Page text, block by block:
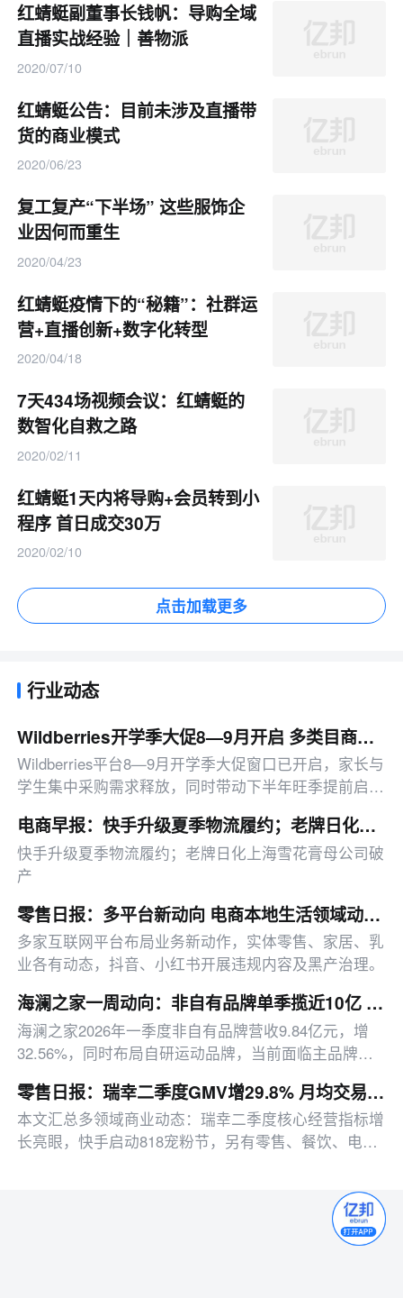
红蜻蜓副董事长钱帆：导购全域
直播实战经验｜善物派
2020/07/10
红蜻蜓公告：目前未涉及直播带
货的商业模式
2020/06/23
复工复产“下半场” 这些服饰企
业因何而重生
2020/04/23
红蜻蜓疫情下的“秘籍”：社群运
营+直播创新+数字化转型
2020/04/18
7天434场视频会议：红蜻蜓的
数智化自救之路
2020/02/11
红蜻蜓1天内将导购+会员转到小
程序 首日成交30万
2020/02/10
点击加载更多
行业动态
Wildberries开学季大促8—9月开启 多类目商品迎增长窗口
Wildberries平台8—9月开学季大促窗口已开启，家长与
学生集中采购需求释放，同时带动下半年旺季提前启
预计12月达到全年销售高峰
电商早报：快手升级夏季物流履约；老牌日化上海雪花膏母公司破产
快手升级夏季物流履约；老牌日化上海雪花膏母公司破
产
零售日报：多平台新动向 电商本地生活领域动作集中释放
多家互联网平台布局业务新动作，实体零售、家居、乳
业各有动态，抖音、小红书开展违规内容及黑产治理。
海澜之家一周动向：非自有品牌单季揽近10亿 存货减值拖累达4.95亿
海澜之家2026年一季度非自有品牌营收9.84亿元，增
32.56%，同时布局自研运动品牌，当前面临主品牌收
零售日报：瑞幸二季度GMV增29.8% 月均交易用户破亿
本文汇总多领域商业动态：瑞幸二季度核心经营指标增
长亮眼，快手启动818宠粉节，另有零售、餐饮、电商